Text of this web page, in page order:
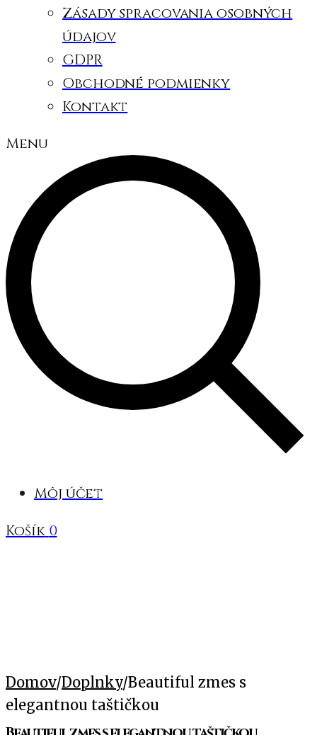
Zásady spracovania osobných
údajov
GDPR
Obchodné podmienky
Kontakt
Menu
Môj účet
Košík 0
Domov/Doplnky/Beautiful zmes s
elegantnou taštičkou